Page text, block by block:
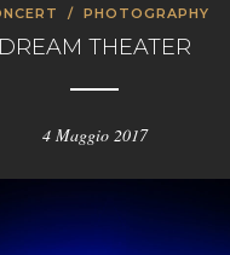
/ PHOTOGRAPHY
DREAM THEATER
4 Maggio 2017